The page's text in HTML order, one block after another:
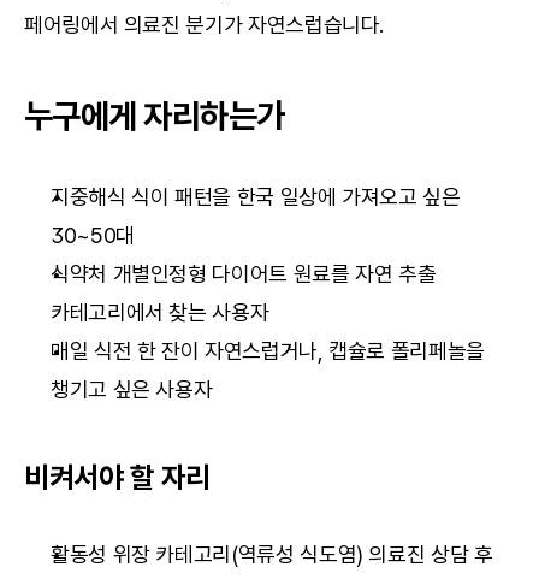
페어링에서 의료진 분기가 자연스럽습니다.
누구에게 자리하는가
지중해식 식이 패턴을 한국 일상에 가져오고 싶은
30~50대
식약처 개별인정형 다이어트 원료를 자연 추출
카테고리에서 찾는 사용자
매일 식전 한 잔이 자연스럽거나, 캡슐로 폴리페놀을
챙기고 싶은 사용자
비켜서야 할 자리
활동성 위장 카테고리(역류성 식도염) 의료진 상담 후